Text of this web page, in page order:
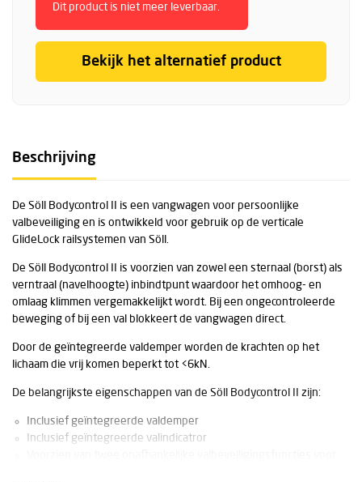
Dit product is niet meer leverbaar.
Bekijk het alternatief product
Beschrijving
De Söll Bodycontrol II is een vangwagen voor persoonlijke
valbeveiliging en is ontwikkeld voor gebruik op de verticale
GlideLock railsystemen van Söll.
De Söll Bodycontrol II is voorzien van zowel een sternaal (borst) als
verntraal (navelhoogte) inbindtpunt waardoor het omhoog- en
omlaag klimmen vergemakkelijkt wordt. Bij een ongecontroleerde
beweging of bij een val blokkeert de vangwagen direct.
Door de geïntegreerde valdemper worden de krachten op het
lichaam die vrij komen beperkt tot <6kN.
De belangrijkste eigenschappen van de Söll Bodycontrol II zijn:
Inclusief geïntegreerde valdemper
Inclusief geïntegreerde valindicatror